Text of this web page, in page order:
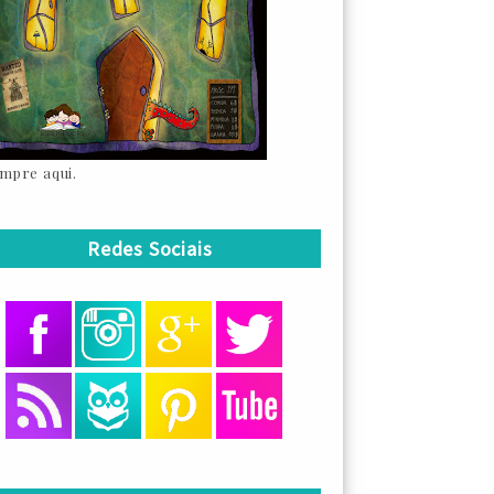
aqui.
Redes Sociais